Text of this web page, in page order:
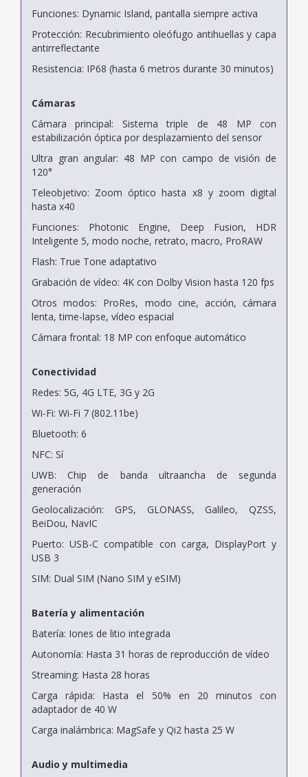
Funciones: Dynamic Island, pantalla siempre activa
Protección: Recubrimiento oleófugo antihuellas y capa
antirreflectante
Resistencia: IP68 (hasta 6 metros durante 30 minutos)
Cámaras
Cámara principal: Sistema triple de 48 MP con
estabilización óptica por desplazamiento del sensor
Ultra gran angular: 48 MP con campo de visión de
120°
Teleobjetivo: Zoom óptico hasta x8 y zoom digital
hasta x40
Funciones: Photonic Engine, Deep Fusion, HDR
Inteligente 5, modo noche, retrato, macro, ProRAW
Flash: True Tone adaptativo
Grabación de vídeo: 4K con Dolby Vision hasta 120 fps
Otros modos: ProRes, modo cine, acción, cámara
lenta, time-lapse, vídeo espacial
Cámara frontal: 18 MP con enfoque automático
Conectividad
Redes: 5G, 4G LTE, 3G y 2G
Wi-Fi: Wi-Fi 7 (802.11be)
Bluetooth: 6
NFC: Sí
UWB: Chip de banda ultraancha de segunda
generación
Geolocalización: GPS, GLONASS, Galileo, QZSS,
BeiDou, NavIC
Puerto: USB-C compatible con carga, DisplayPort y
USB 3
SIM: Dual SIM (Nano SIM y eSIM)
Batería y alimentación
Batería: Iones de litio integrada
Autonomía: Hasta 31 horas de reproducción de vídeo
Streaming: Hasta 28 horas
Carga rápida: Hasta el 50% en 20 minutos con
adaptador de 40 W
Carga inalámbrica: MagSafe y Qi2 hasta 25 W
Audio y multimedia